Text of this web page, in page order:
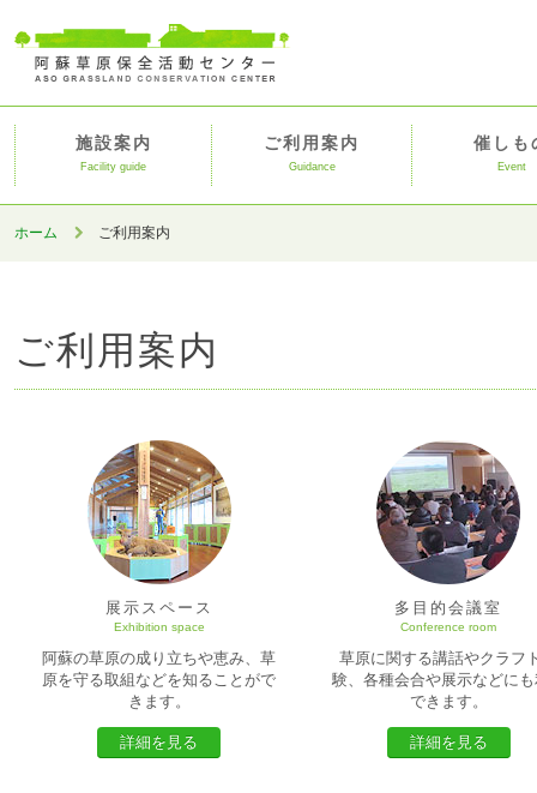
施設案内
Facility guide
ご利用案内
Guidance
催しも
Event
ホーム ご利用案内
ご利用案内
展示スペース
Exhibition space
阿蘇の草原の成り立ちや恵み、草
原を守る取組などを知ることがで
きます。
詳細を見る
多目的会議室
Conference room
草原に関する講話やクラフ
験、各種会合や展示などに
できます。
詳細を見る